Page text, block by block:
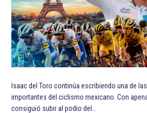
Isaac del Toro continúa escribiendo una de
importantes del ciclismo mexicano. Con
consiguió subir al podio del…